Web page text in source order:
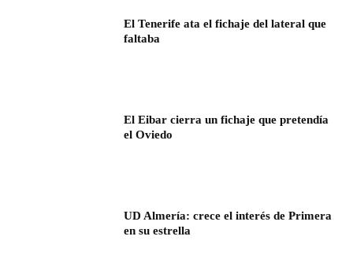
El Tenerife ata el fichaje del lateral que
faltaba
El Eibar cierra un fichaje que pretendía
el Oviedo
UD Almería: crece el interés de Primera
en su estrella